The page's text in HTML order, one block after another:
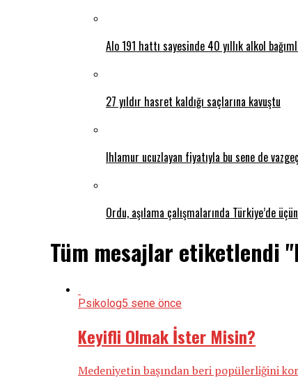
Alo 191 hattı sayesinde 40 yıllık alkol
27 yıldır hasret kaldığı saçlarına kavuştu
Ihlamur ucuzlayan fiyatıyla bu sene de
Ordu, aşılama çalışmalarında Türkiye’de
Tüm mesajlar etiketlendi
Psikolog5 sene önce
Keyifli Olmak İster Misin?
Medeniyetin başından beri popülerliğini